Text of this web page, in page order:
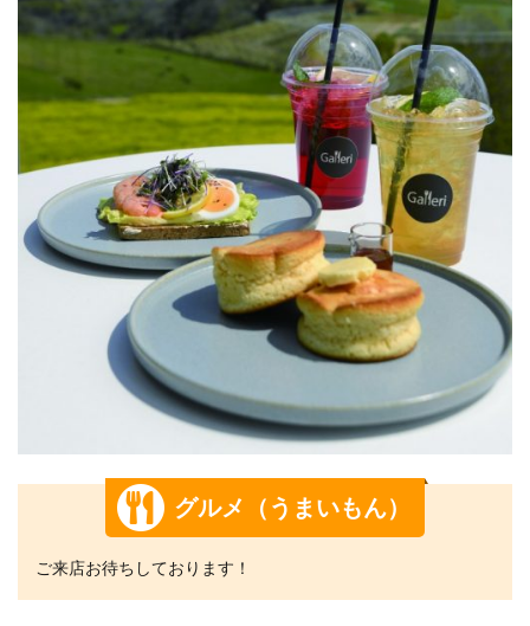
グルメ（うまいもん）
ご来店お待ちしております！